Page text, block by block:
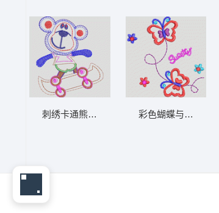
刺绣卡通熊玩滑板 卡通童装章标贴布